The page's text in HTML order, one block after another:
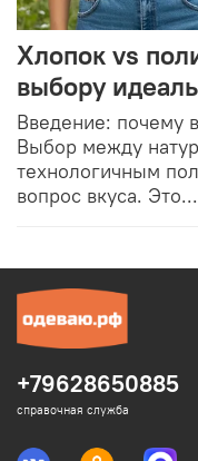
Хлопок vs
выбору
Введение: почему
Выбор между
технологичным
вопрос вкуса. Это...
+79628650885
справочная служба